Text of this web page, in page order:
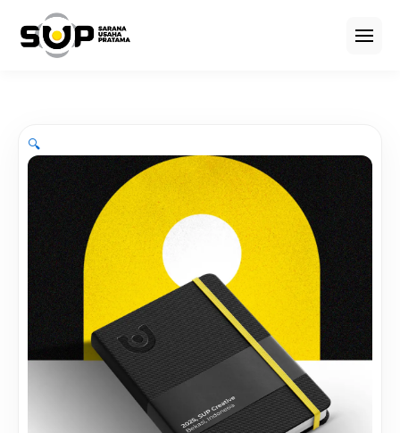
Super Merch Kit
About
Blog
SUP Creative
🔍